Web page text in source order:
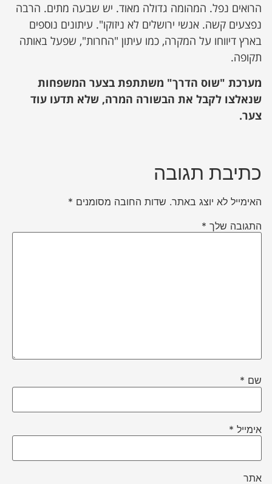
הרואים נפל. המהומה גדולה מאוד. יש שבעה מתים. הרבה
נפצעים קשה. אנשי ירושלים לא ניזוקו". עיתונים נוספים
בארץ דיווחו על המקרה, כמו עיתון "החרות", שפעל באותה
תקופה.
מערכת "שוס הדרך" משתתפת בצער המשפחות
שנאלצו לקבל את הבשורה המרה, שלא תדעו עוד
צער.
כתיבת תגובה
האימייל לא יוצג באתר. שדות החובה מסומנים *
התגובה שלך *
שם *
אימייל *
אתר